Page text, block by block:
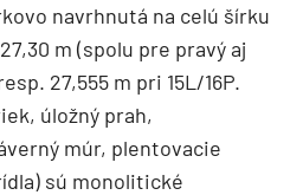
navrhnutá na celú šírku
m (spolu pre pravý aj
27,555 m pri 15L/16P.
úložný prah,
múr, plentovacie
sú monolitické